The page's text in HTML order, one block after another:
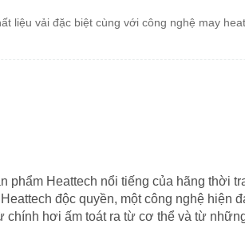
liệu vải đặc biệt cùng với công nghệ may
phẩm Heattech nổi tiếng của hãng thời
độc quyền, một công nghệ hiện
chính hơi ấm toát ra từ cơ thể và từ